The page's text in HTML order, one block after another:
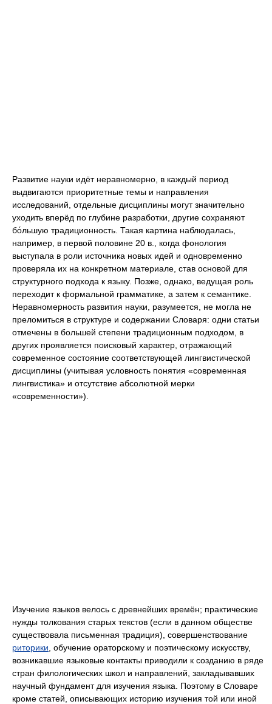
Развитие науки идёт неравномерно, в каждый период
выдвигаются приоритетные темы и направления
исследований, отдельные дисциплины могут значительно
уходить вперёд по глубине разработки, другие сохраняют
бо́льшую традиционность. Такая картина наблюдалась,
например, в первой половине 20 в., когда фонология
выступала в роли источника новых идей и одновременно
проверяла их на конкретном материале, став основой для
структурного подхода к языку. Позже, однако, ведущая роль
переходит к формальной грамматике, а затем к семантике.
Неравномерность развития науки, разумеется, не могла не
преломиться в структуре и содержании Словаря: одни статьи
отмечены в большей степени традиционным подходом, в
других проявляется поисковый характер, отражающий
современное состояние соответствующей лингвистической
дисциплины (учитывая условность понятия «современная
лингвистика» и отсутствие абсолютной мерки
«современности»).
Изучение языков велось с древнейших времён; практические
нужды толкования старых текстов (если в данном обществе
существовала письменная традиция), совершенствование
риторики , обучение ораторскому и поэтическому искусству,
возникавшие языковые контакты приводили к созданию в ряде
стран филологических школ и направлений, закладывавших
научный фундамент для изучения языка. Поэтому в Словаре
кроме статей, описывающих историю изучения той или иной